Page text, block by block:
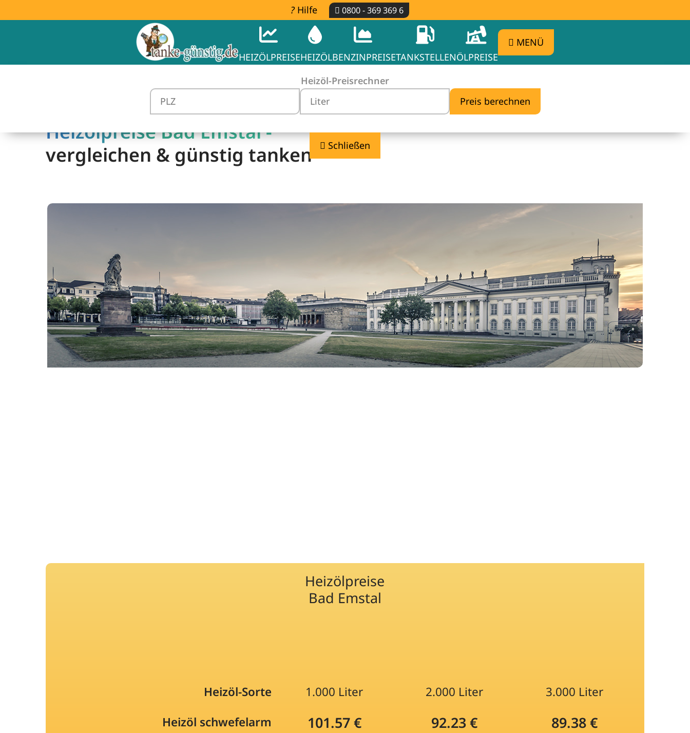
Hilfe 0800 - 369 369 6
HEIZÖLPREISEHEIZÖLBENZINPREISETANKSTELLENÖLPREISE
MENÜ
Heizöl-Preisrechner
Schließen
Heizölpreise Bad Emstal -
vergleichen & günstig tanken
Heizölpreise
Bad Emstal
Heizöl-Sorte 1.000 Liter 2.000 Liter
3.000 Liter
Heizöl schwefelarm
101.57 € 92.23 € 89.38 €